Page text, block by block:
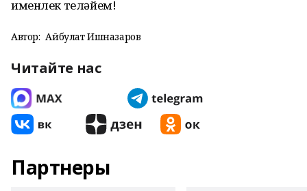
именлек теләйем!
Автор: Айбулат Ишназаров
Читайте нас
Партнеры